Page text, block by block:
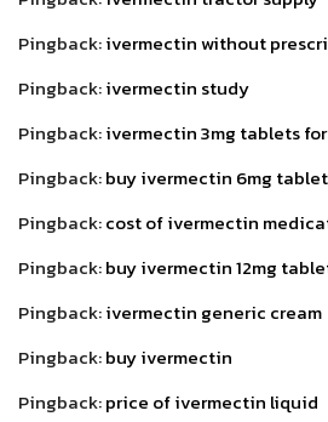
Pingback:ivermectin without
Pingback:ivermectin study
Pingback:ivermectin 3mg tablets
Pingback:buy ivermectin 6mg
Pingback:cost of ivermectin
Pingback:buy ivermectin 12mg
Pingback:ivermectin generic cream
Pingback:buy ivermectin
Pingback:price of ivermectin liquid